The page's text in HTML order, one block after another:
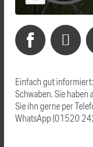
Einfach gut
Schwaben. Sie haben
Sie ihn gerne per
WhatsApp (01520